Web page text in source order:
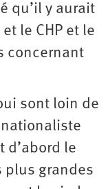
qu’il y aurait
le CHP et le
concernant
sont loin de
d’abord le
plus grandes